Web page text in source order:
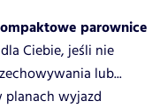
parownice
Ciebie, jeśli nie
lub...
planach wyjazd